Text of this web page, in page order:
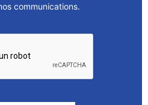
communications.